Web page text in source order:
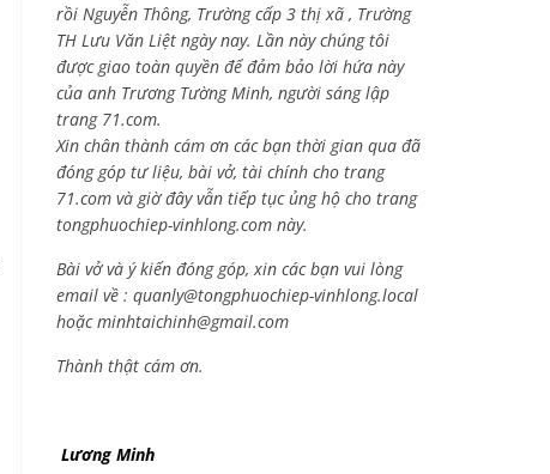
rồi Nguyễn Thông, Trường cấp 3 thị xã , Trường
TH Lưu Văn Liệt ngày nay. Lần này chúng tôi
được giao toàn quyền để đảm bảo lời hứa này
của anh Trương Tường Minh, người sáng lập
trang 71.com.
Xin chân thành cám ơn các bạn thời gian qua đã
đóng góp tư liệu, bài vở, tài chính cho trang
71.com và giờ đây vẫn tiếp tục ủng hộ cho trang
tongphuochiep-vinhlong.com này.
Bài vở và ý kiến đóng góp, xin các bạn vui lòng
email về : quanly@tongphuochiep-vinhlong.local
hoặcminhtaichinh@gmail.com
Thành thật cám ơn.
Lương Minh